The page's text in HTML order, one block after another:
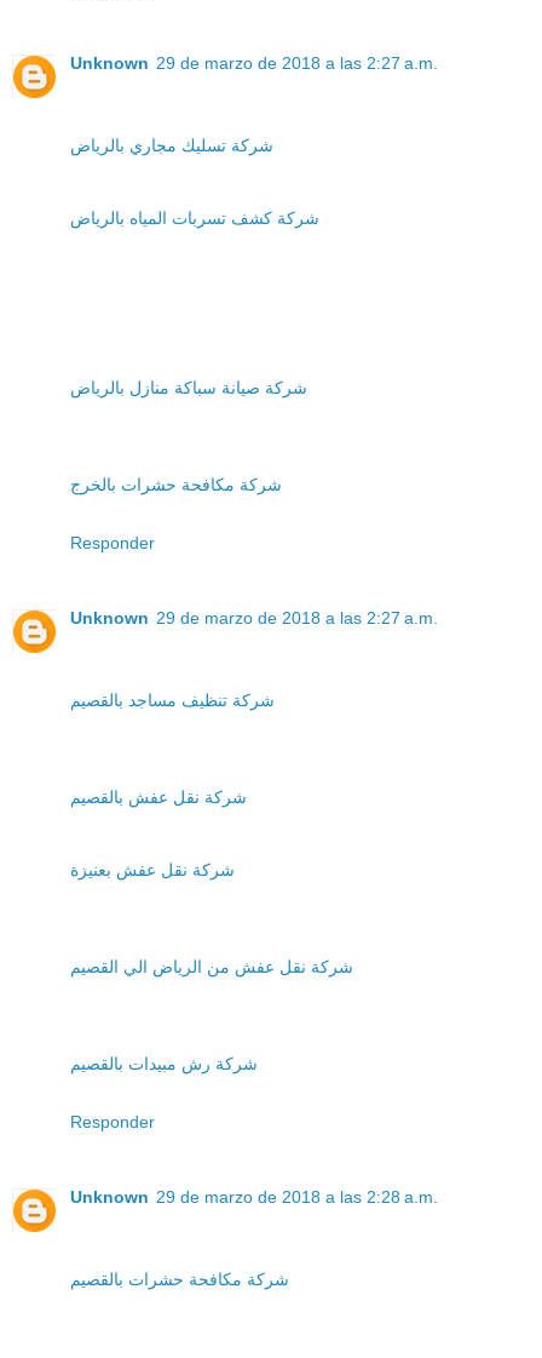
Unknown 29 de marzo de 2018 a las 2:27 a.m.
شركة تسليك مجاري بالرياض
شركة كشف تسربات المياه بالرياض
شركة صيانة سباكة منازل بالرياض
شركة مكافحة حشرات بالخرج
Responder
Unknown 29 de marzo de 2018 a las 2:27 a.m.
شركة تنظيف مساجد بالقصيم
شركة نقل عفش بالقصيم
شركة نقل عفش بعنيزة
شركة نقل عفش من الرياض الي القصيم
شركة رش مبيدات بالقصيم
Responder
Unknown 29 de marzo de 2018 a las 2:28 a.m.
شركة مكافحة حشرات بالقصيم